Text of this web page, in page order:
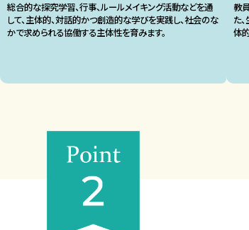
総合的な探究学習、行事、ルールメイキング活動などを通
して、主体的、対話的かつ創造的な学びを実践し、社会のな
かで求められる協働する主体性を育みます。
教
た
体